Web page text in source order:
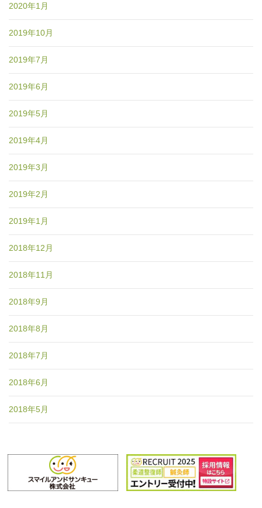
2020年1月
2019年10月
2019年7月
2019年6月
2019年5月
2019年4月
2019年3月
2019年2月
2019年1月
2018年12月
2018年11月
2018年9月
2018年8月
2018年7月
2018年6月
2018年5月